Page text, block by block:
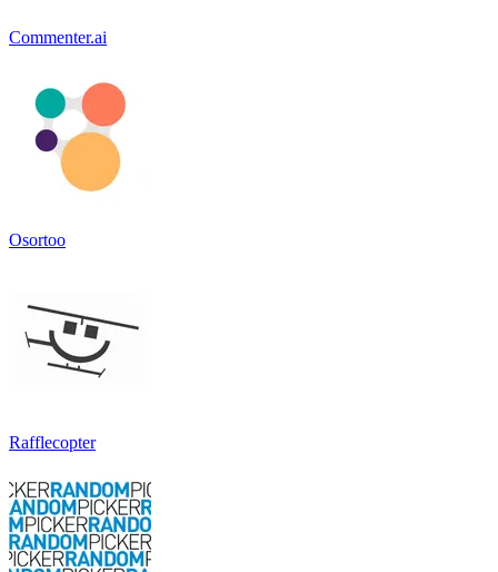
Commenter.ai
Osortoo
Rafflecopter